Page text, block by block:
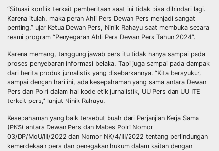
“Situasi konflik terkait pemberitaan saat ini tidak bisa dihindari lagi.
Karena itulah, maka peran Ahli Pers Dewan Pers menjadi sangat
penting,” ujar Ketua Dewan Pers, Ninik Rahayu saat membuka secara
resmi program “Penyegaran Ahli Pers Dewan Pers Tahun 2024”.
Karena memang, tanggung jawab pers itu tidak hanya sampai pada
proses penyebaran informasi belaka. Tapi juga sampai pada dampak
dari berita produk jurnalistik yang disebarkannya. “Kita bersyukur,
sampai dengan hari ini, ada kesepahaman yang sama antara Dewan
Pers dan Polri dalam hal kode etik jurnalistik, UU Pers dan UU ITE
terkait pers,” lanjut Ninik Rahayu.
Kesepahaman yang baik tersebut buah dari Perjanjian Kerja Sama
(PKS) antara Dewan Pers dan Mabes Polri Nomor
03/DP/MoU/III/2022 dan Nomor NK/4/III/2022 tentang perlindungan
kemerdekaan pers dan penegakan hukum dalam kaitan dengan